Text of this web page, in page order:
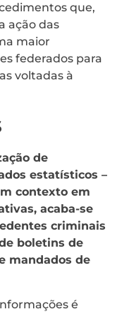
que,
ação das
maior
federados para
voltadas à
de
estatísticos –
contexto em
acaba-se
criminais
boletins de
mandados de
é